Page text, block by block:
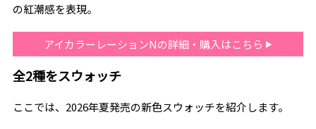
の紅潮感を表現。
アイカラーレーションNの詳細・購入はこちら
全2種をスウォッチ
ここでは、2026年夏発売の新色スウォッチを紹介します。